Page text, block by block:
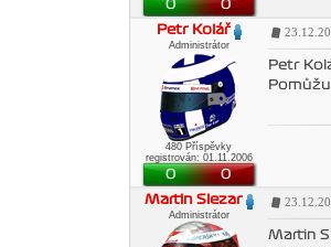
0 0
Petr Kolář
Administrátor
480 Příspěvky
registrován: 01.11.2006
0 0
Petr
Martin Slezar
Administrátor
Martin